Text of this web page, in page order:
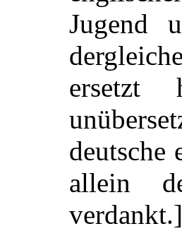
Jugend
deutsche
allein
verdankt.]